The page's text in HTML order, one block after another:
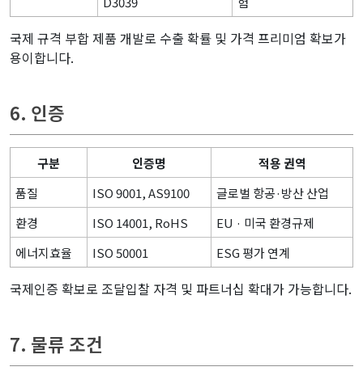
국제 규격 부합 제품 개발로 수출 확률 및 가격 프리미엄 확보가
용이합니다.
6. 인증
구분 인증명
적용 권역
품질
ISO 9001, AS9100
글로벌 항공·방산 산업
환경
ISO 14001, RoHS
EU · 미국 환경규제
에너지효율
ISO 50001 ESG 평가 연계
국제인증 확보로 조달입찰 자격 및 파트너십 확대가 가능합니다.
7. 물류 조건